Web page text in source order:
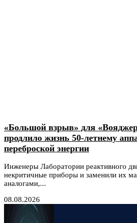
«Большой взрыв» для
продлило жизнь 50-летнему
переброской энергии
Инженеры Лаборатории реактивного
некритичные приборы и заменили их
аналогами,...
08.08.2026